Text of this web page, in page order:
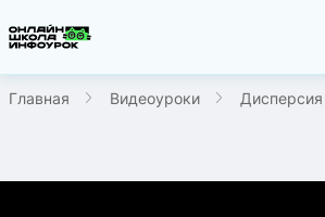
Главная Видеоуроки